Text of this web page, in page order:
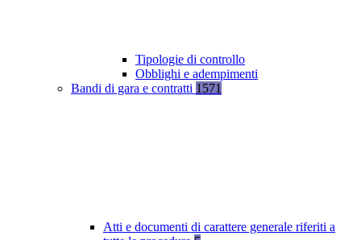
Tipologie di controllo
Obblighi e adempimenti
Bandi di gara e contratti 1571
Atti e documenti di carattere generale riferiti a